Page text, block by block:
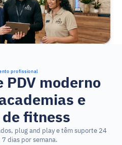
profissional
moderno
e
fitness
plug and play e têm suporte 24
dias por semana.